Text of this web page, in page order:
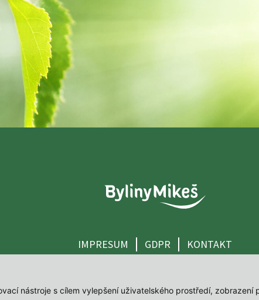
nástroje s cílem vylepšení uživatelského prostředí,
IMPRESUM GDPR KONTAKT